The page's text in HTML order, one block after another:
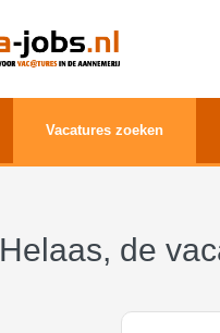
Vacatures zoeken
Helaas, de